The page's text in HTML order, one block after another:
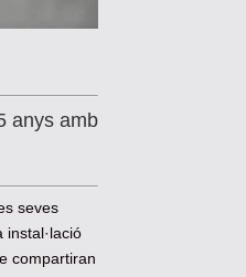
anys amb
seves
compartiran